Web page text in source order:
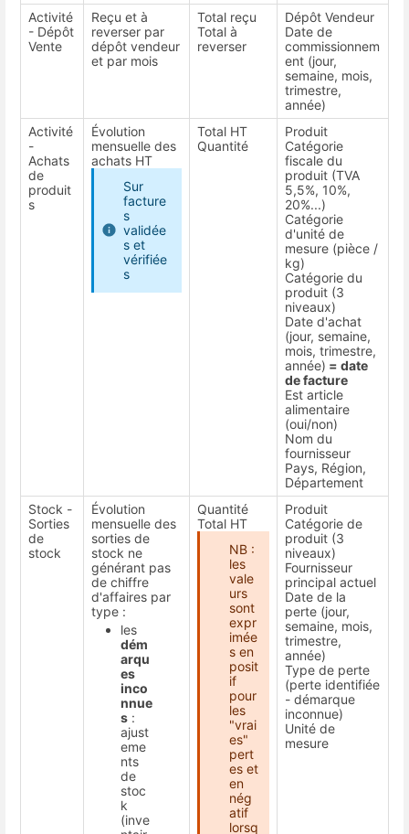
Activité
- Dépôt
Vente
Reçu et à
reverser par
dépôt vendeur
et par mois
Total reçu
Total à
reverser
Dépôt Vendeur
Date de
commissionnem
ent (jour,
semaine, mois,
trimestre,
année)
Activité
-
Achats
de
produit
s
Évolution
mensuelle des
achats HT
Sur
facture
s
validée
s et
vérifiée
s
Total HT
Quantité
Produit
Catégorie
fiscale du
produit (TVA
5,5%, 10%,
20%...)
Catégorie
d'unité de
mesure (pièce /
kg)
Catégorie du
produit (3
niveaux)
Date d'achat
(jour, semaine,
mois, trimestre,
année) = date
de facture
Est article
alimentaire
(oui/non)
Nom du
fournisseur
Pays, Région,
Département
Stock -
Sorties
de
stock
Évolution
mensuelle des
sorties de
stock ne
générant pas
de chiffre
d'affaires par
type :
les
dém
arqu
es
inco
nnue
s :
ajust
eme
nts
de
stoc
k
(inve
Quantité
Total HT
NB :
les
vale
urs
sont
expr
imée
s en
posit
if
pour
les
"vrai
es"
pert
es et
en
nég
atif
lorsq
Produit
Catégorie de
produit (3
niveaux)
Fournisseur
principal actuel
Date de la
perte (jour,
semaine, mois,
trimestre,
année)
Type de perte
(perte identifiée
- démarque
inconnue)
Unité de
mesure